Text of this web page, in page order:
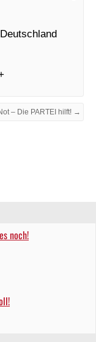
noch!
– Die PARTEI hilft! →